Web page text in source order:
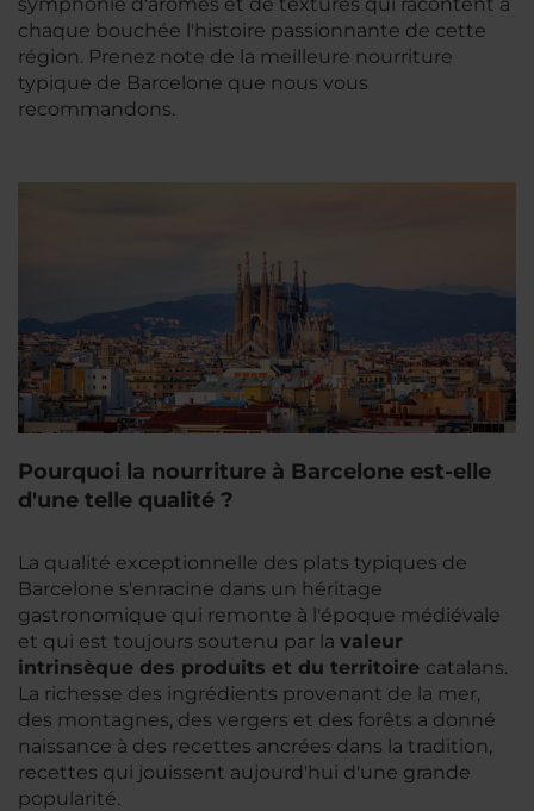
chaque bouchée l'histoire passionnante de cette
région. Prenez note de la meilleure nourriture
typique de Barcelone que nous vous
recommandons.
Pourquoi la nourriture à Barcelone est-elle
d'une telle qualité ?
La qualité exceptionnelle des plats typiques de
Barcelone s'enracine dans un héritage
gastronomique qui remonte à l'époque médiévale
et qui est toujours soutenu par la valeur
intrinsèque des produits et du territoire catalans.
La richesse des ingrédients provenant de la mer,
des montagnes, des vergers et des forêts a donné
naissance à des recettes ancrées dans la tradition,
recettes qui jouissent aujourd'hui d'une grande
popularité.